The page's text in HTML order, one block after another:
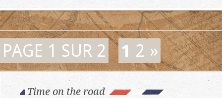
PAGE 1 SUR 2 1 2 »
Time on the road